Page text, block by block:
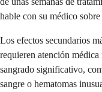
hable con su médico
Los efectos secundarios
requieren atención
sangrado significativo,
sangre o hematomas